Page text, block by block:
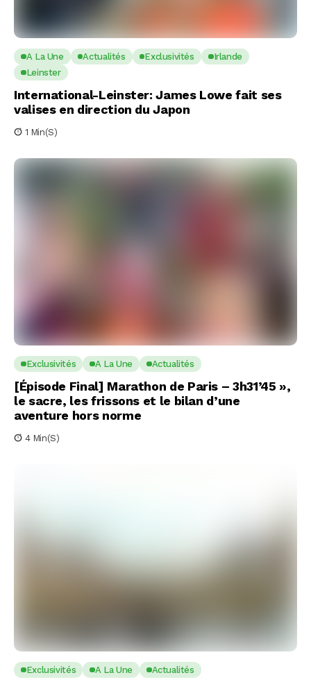
A La Une Actualités Exclusivités
Irlande
Leinster
International-Leinster: James Lowe fait ses
valises en direction du Japon
1 Min(s)
Exclusivités A La Une Actualités
[Épisode Final] Marathon de Paris – 3h31’45 »,
le sacre, les frissons et le bilan d’une
aventure hors norme
4 Min(s)
Exclusivités A La Une Actualités